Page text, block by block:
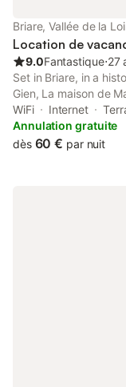
chambre : 1 lit double
simple - 1 chambre :
Briare, Vallée de la
Location de
9.0Fantastique⋅27
Set in Briare, in a
Gien, La maison de
barbecue facilities.
free private parking
WiFi Internet
Annulation gratuite
dès 60 € par nuit